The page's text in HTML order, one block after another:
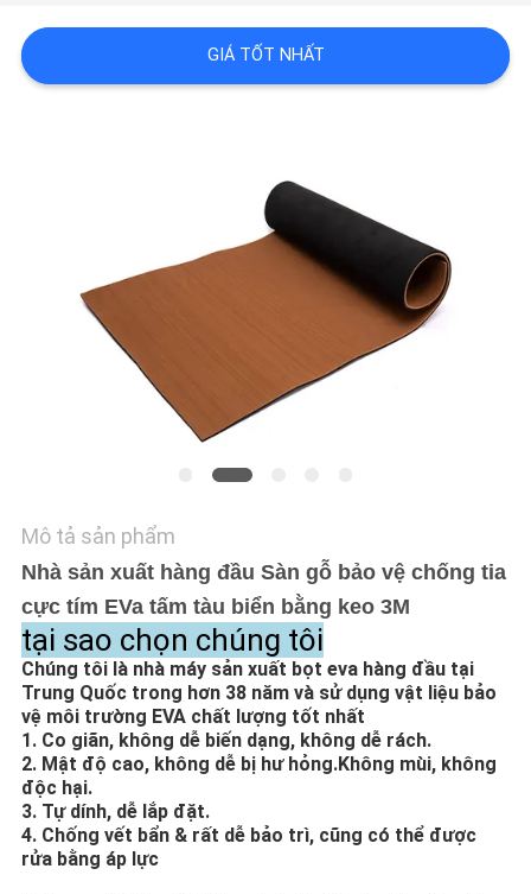
MÁY
KIỂM
TỨC
YÊU
CẦU
BÁO
GIÁ
SƠ
ĐỒ
GIÁ TỐT NHẤT
Mô tả sản phẩm
Nhà sản xuất hàng đầu Sàn gỗ bảo vệ chống tia
cực tím EVa tấm tàu ​​biển bằng keo 3M
tại sao chọn chúng tôi
Chúng tôi là nhà máy sản xuất bọt eva hàng đầu tại
Trung Quốc trong hơn 38 năm và sử dụng vật liệu bảo
vệ môi trường EVA chất lượng tốt nhất
1. Co giãn, không dễ biến dạng, không dễ rách.
2. Mật độ cao, không dễ bị hư hỏng.Không mùi, không
độc hại.
3. Tự dính, dễ lắp đặt.
4. Chống vết bẩn & rất dễ bảo trì, cũng có thể được
rửa bằng áp lực